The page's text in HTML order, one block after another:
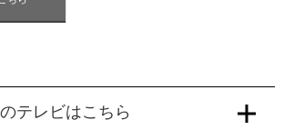
テレビはこちら